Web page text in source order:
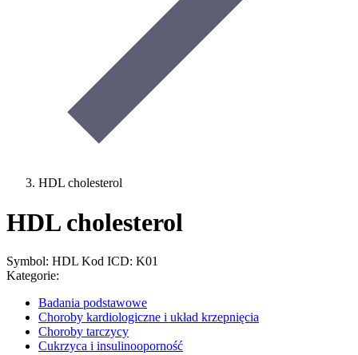
HDL cholesterol
HDL cholesterol
Symbol: HDL Kod ICD: K01
Kategorie:
Badania podstawowe
Choroby kardiologiczne i układ krzepnięcia
Choroby tarczycy
Cukrzyca i insulinooporność